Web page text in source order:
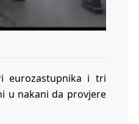
eurozastupnika i tri
u nakani da provjere